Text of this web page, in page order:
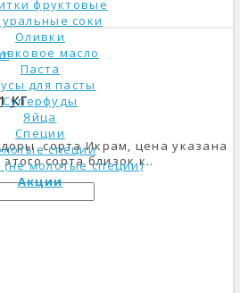
фруктовые
соки
Оливки
масло
Паста
для пасты
Суперфуды
Яйца
Специи
специи
(не молотые специи)
Акции
КГ
сорта Икрам, цена указана
сорта близок к..